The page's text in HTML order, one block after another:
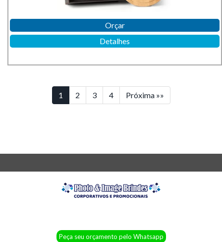
Orçar
Detalhes
1 2 3 4 Próxima »»
Peça seu orçamento pelo Whatsapp